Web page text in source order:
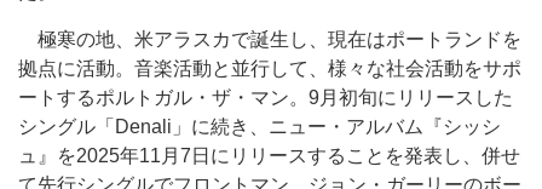
極寒の地、米アラスカで誕生し、現在はポートランドを
拠点に活動。音楽活動と並行して、様々な社会活動をサポ
ートするポルトガル・ザ・マン。9月初旬にリリースした
シングル「Denali」に続き、ニュー・アルバム『シッシ
ュ』を2025年11月7日にリリースすることを発表し、併せ
て先行シングルでフロントマン、ジョン・ガーリーのボー